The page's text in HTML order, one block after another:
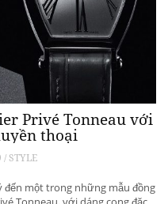
châu Á dưới góc
thuật
& CULTURE
dài và hoàn toàn độc đáo từ
biệt lập. Giờ đây, các nghệ sĩ
toàn cầu, với bản sắc và danh
Chúng tôi giới thiệu […]